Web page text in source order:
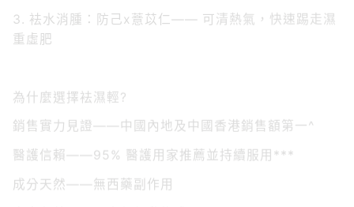
3. 袪水消腫：防己x薏苡仁—— 可清熱氣，快速踢走濕
重虛肥
銷售實力見證——中國內地及中國香港銷售額第一^
醫護信賴——95% 醫護用家推薦並持續服用***
成分天然——無西藥副作用